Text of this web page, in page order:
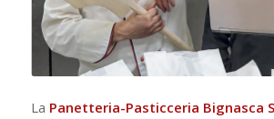
La Panetteria-Pasticceria Bignasca